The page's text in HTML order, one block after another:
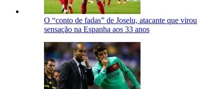
O “conto de fadas” de Joselu, atacante que virou
sensação na Espanha aos 33 anos